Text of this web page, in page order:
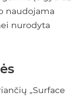
naudojama
nurodyta
„Surface